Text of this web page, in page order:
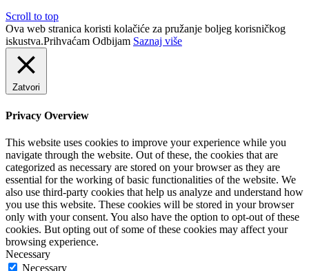
Scroll to top
Ova web stranica koristi kolačiće za pružanje boljeg korisničkog
iskustva.Prihvaćam Odbijam Saznaj više
Zatvori
Privacy Overview
This website uses cookies to improve your experience while you
navigate through the website. Out of these, the cookies that are
categorized as necessary are stored on your browser as they are
essential for the working of basic functionalities of the website. We
also use third-party cookies that help us analyze and understand how
you use this website. These cookies will be stored in your browser
only with your consent. You also have the option to opt-out of these
cookies. But opting out of some of these cookies may affect your
browsing experience.
Necessary
Necessary